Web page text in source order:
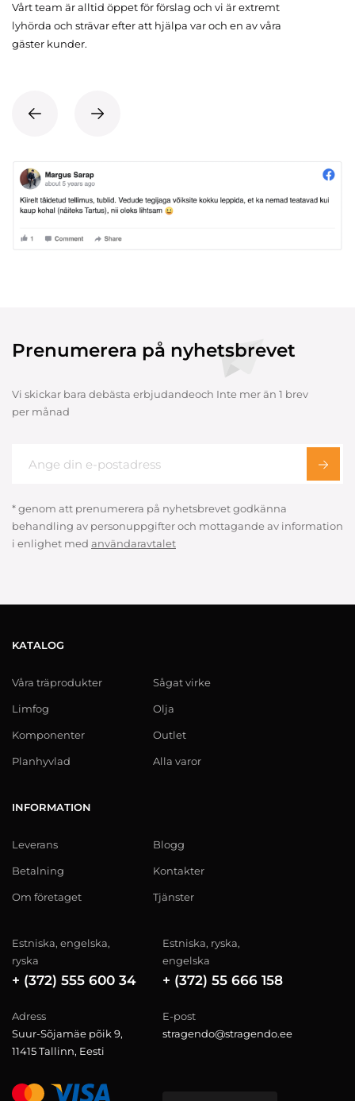
Vårt team är alltid öppet för förslag och vi är extremt
lyhörda och strävar efter att hjälpa var och en av våra
gäster kunder.
Prenumerera på nyhetsbrevet
Vi skickar bara debästa erbjudandeoch Inte mer än 1 brev
per månad
* genom att prenumerera på nyhetsbrevet godkänna
behandling av personuppgifter och mottagande av information
i enlighet med användaravtalet
KATALOG
Våra träprodukter
Limfog
Komponenter
Planhyvlad
Sågat virke
Olja
Outlet
Alla varor
INFORMATION
Leverans
Betalning
Om företaget
Blogg
Kontakter
Tjänster
Estniska, engelska,
ryska
+ (372) 555 600 34
Estniska, ryska,
engelska
+ (372) 55 666 158
Adress
Suur-Sõjamäe põik 9,
11415 Tallinn, Eesti
E-post
stragendo@stragendo.ee